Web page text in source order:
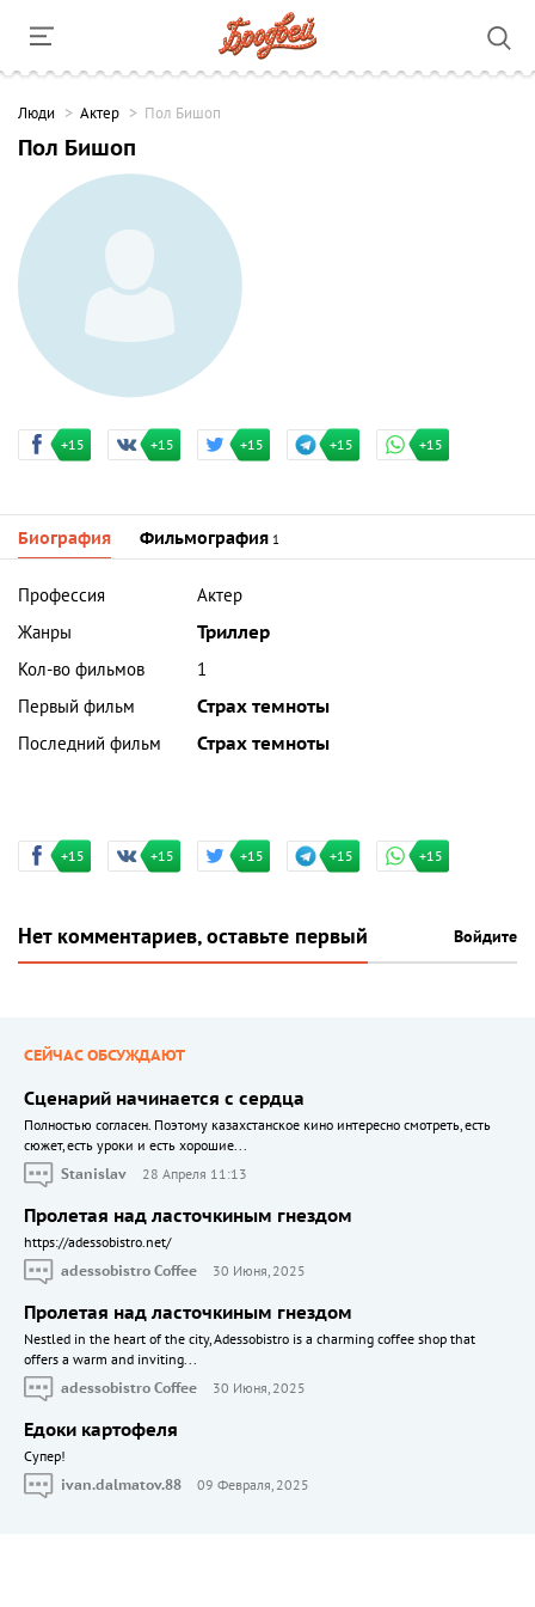
Люди Актер Пол Бишоп
Пол Бишоп
+15 +15 +15 +15 +15
Биография Фильмография 1
Профессия
Актер
Жанры
Триллер
Кол-во фильмов
1
Первый фильм
Страх темноты
Последний фильм
Страх темноты
+15 +15 +15 +15 +15
Нет комментариев, оставьте первый Войдите
СЕЙЧАС ОБСУЖДАЮТ
Сценарий начинается с сердца
Полностью согласен. Поэтому казахстанское кино интересно смотреть, есть
сюжет, есть уроки и есть хорошие...
Stanislav
28 Апреля 11:13
Пролетая над ласточкиным гнездом
https://adessobistro.net/
adessobistro Coffee
30 Июня, 2025
Пролетая над ласточкиным гнездом
Nestled in the heart of the city, Adessobistro is a charming coffee shop that
offers a warm and inviting...
adessobistro Coffee
30 Июня, 2025
Едоки картофеля
Cупер!
ivan.dalmatov.88
09 Февраля, 2025